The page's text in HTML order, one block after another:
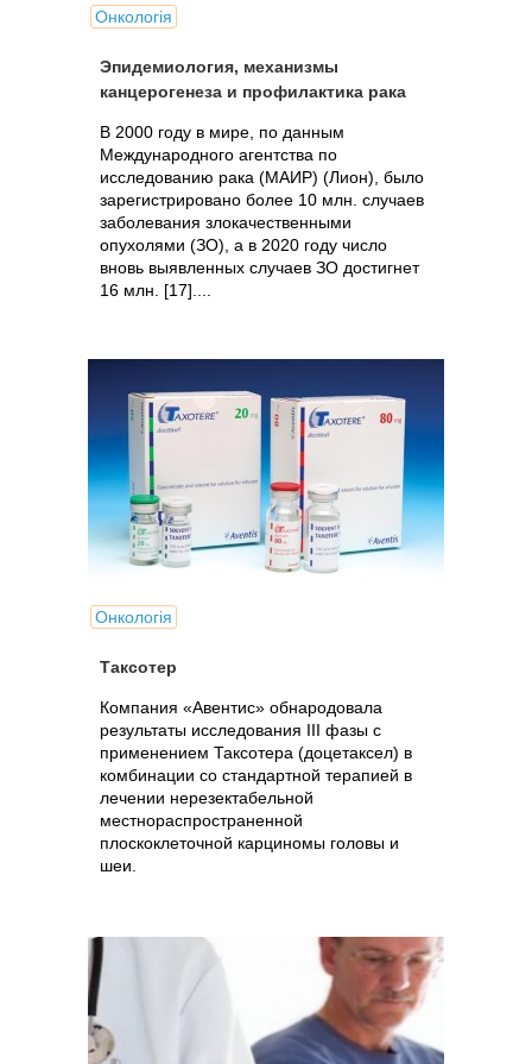
Онкологія
Эпидемиология, механизмы
канцерогенеза и профилактика рака
В 2000 году в мире, по данным
Международного агентства по
исследованию рака (МАИР) (Лион), было
зарегистрировано более 10 млн. случаев
заболевания злокачественными
опухолями (ЗО), а в 2020 году число
вновь выявленных случаев ЗО достигнет
16 млн. [17]....
Онкологія
Таксотер
Компания «Авентис» обнародовала
результаты исследования III фазы с
применением Таксотера (доцетаксел) в
комбинации со стандартной терапией в
лечении нерезектабельной
местнораспространенной
плоскоклеточной карциномы головы и
шеи.